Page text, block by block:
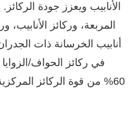
الأنابيب ويعزز جودة
المربعة، وركائز
أنابيب الخرسانة ذات
في ركائز الحواف/
60% من قوة الركائز